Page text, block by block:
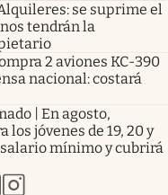
se suprime el
tendrán la
2 aviones KC-390
nacional: costará
| En agosto,
jóvenes de 19, 20 y
salario mínimo y cubrirá
pestañapestaña
en nueva pestaña
abre en nueva pestaña
abre en nueva pestaña